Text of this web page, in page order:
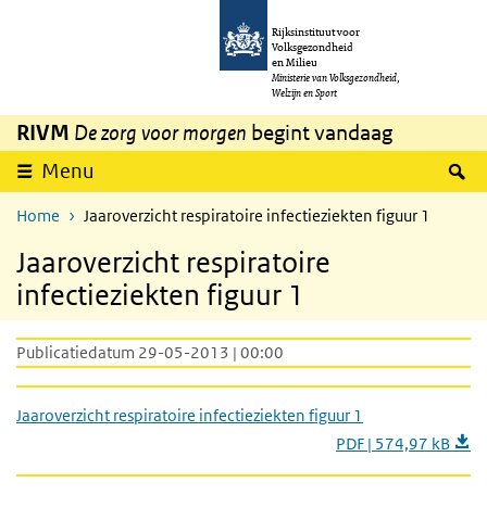
Overslaan en naar de inhoud gaan
Rijksinstituut voor
Volksgezondheid
en Milieu
Ministerie van Volksgezondheid,
Welzijn en Sport
RIVM De zorg voor morgen begint vandaag
Menu
Home Jaaroverzicht respiratoire infectieziekten figuur 1
Jaaroverzicht respiratoire
infectieziekten figuur 1
Publicatiedatum 29-05-2013 | 00:00
Jaaroverzicht respiratoire infectieziekten figuur 1
PDF | 574,97 kB